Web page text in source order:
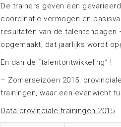
De trainers geven een
coördinatie-vermogen en
resultaten van de talentendagen
opgemaakt, dat jaarlijks wordt
En dan de “talentontwikkeling” !
– Zomerseizoen 2015:
trainingen, waar een evenwicht
Data provinciale trainingen 2015